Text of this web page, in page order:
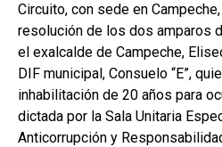
Circuito, con sede en
resolución de los dos amparos
el exalcalde de Campeche,
DIF municipal, Consuelo “E”,
inhabilitación de 20 años para
dictada por la Sala Unitaria
Anticorrupción y